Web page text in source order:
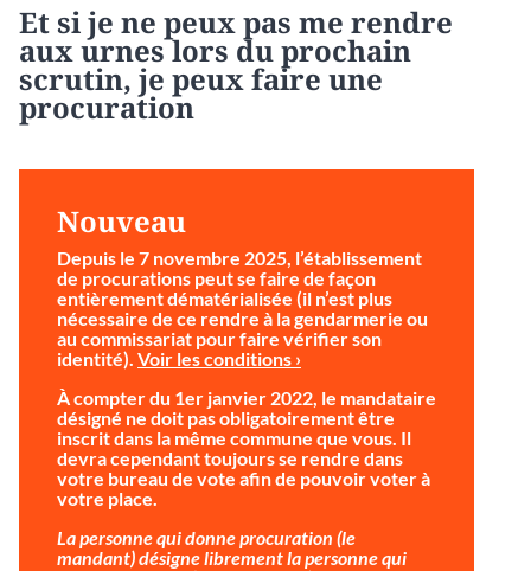
Et si je ne peux pas me rendre
aux urnes lors du prochain
scrutin, je peux faire une
procuration
Nouveau
Depuis le 7 novembre 2025, l’établissement
de procurations peut se faire de façon
entièrement dématérialisée (il n’est plus
nécessaire de ce rendre à la gendarmerie ou
au commissariat pour faire vérifier son
identité). Voir les conditions ›
À compter du 1er janvier 2022, le mandataire
désigné ne doit pas obligatoirement être
inscrit dans la même commune que vous. Il
devra cependant toujours se rendre dans
votre bureau de vote afin de pouvoir voter à
votre place.
La personne qui donne procuration (le
mandant) désigne librement la personne qui